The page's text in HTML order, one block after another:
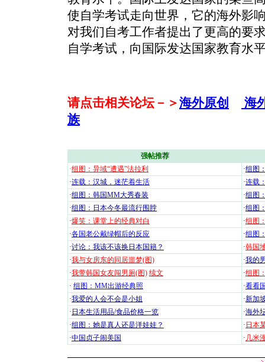
使自学考试走向世界，它的海外影
对我们自考工作者提出了更高的要
自学考试，向国际发达国家教育水
请点击相关论坛－＞海外原创
海
族
强帖推荐
·组图：异域“遭遇”法拉利 ·组图
·连载：汉城，迷茫着生活 ·连载
·组图：韩国MM大秀春装 ·组图
·组图：日本今冬最流行围脖 ·组图
·爆笑：课堂上的经典对白 ·组图
·各国老公戴绿帽后的反应 ·组图
·讨论：我该不该换日本国籍？ ·韩国
·我与女房东的同居噩梦(图) ·我的
·我带韩国女友闯男厕(图) 续文 ·组图
· 组图：MM出游经典照 ·看看
·我爱的人会不会是小姐 ·新加
· 日本生活用品/食品价格一览 ·海外
·组图：她是真人还是洋娃娃？ · 日本
·中国贞子闹美国 · 几米